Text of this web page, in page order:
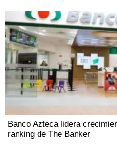
Banco Azteca lidera
ranking de The Banker